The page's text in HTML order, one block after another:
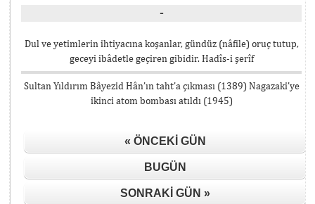
-
Dul ve yetimlerin ihtiyacına koşanlar, gündüz (nâfile) oruç tutup,
geceyi ibâdetle geçiren gibidir. Hadîs-i şerîf
Sultan Yıldırım Bâyezid Hân’ın taht’a çıkması (1389) Nagazaki’ye
ikinci atom bombası atıldı (1945)
« ÖNCEKI GÜN
BUGÜN
SONRAKI GÜN »